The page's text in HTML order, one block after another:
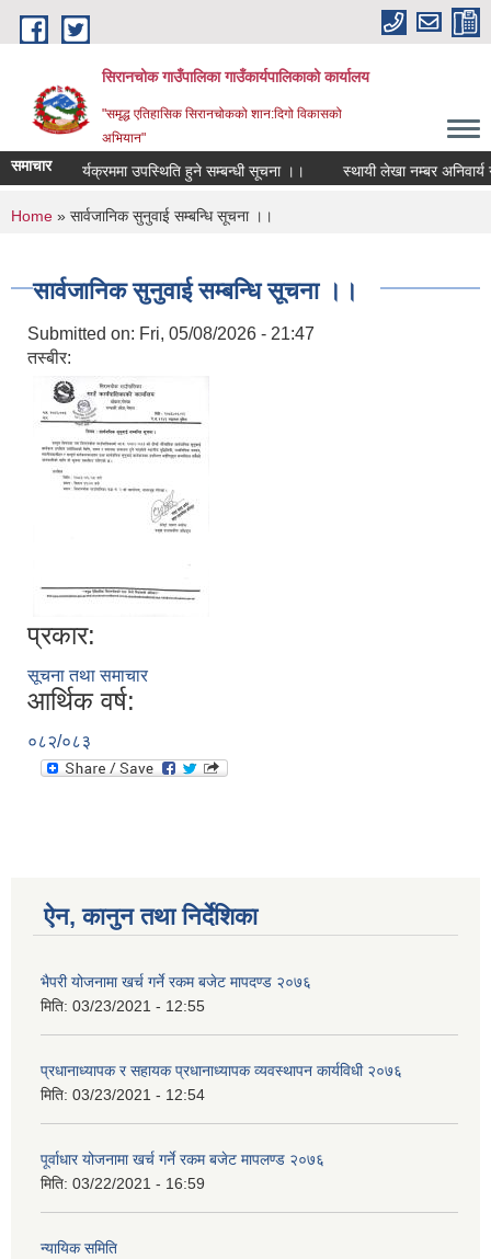
Skip to main content
सिरानचोक गाउँपालिका गाउँकार्यपालिकाको कार्यालय
"समृद्ध एतिहासिक सिरानचोकको शान:दिगो विकासको
अभियान"
समाचारकार्यक्रममा उपस्थिति हुने सम्बन्धी सूचना ।। स्थायी लेखा नम्बर अनिवार्य
You are here
Home » सार्वजानिक सुनुवाई सम्बन्धि सूचना ।।
सार्वजानिक सुनुवाई सम्बन्धि सूचना ।।
Submitted on: Fri, 05/08/2026 - 21:47
तस्बीर:
प्रकार:
सूचना तथा समाचार
आर्थिक वर्ष:
०८२/०८३
ऐन, कानुन तथा निर्देशिका
भैपरी योजनामा खर्च गर्ने रकम बजेट मापदण्ड २०७६
मिति: 03/23/2021 - 12:55
प्रधानाध्यापक र सहायक प्रधानाध्यापक व्यवस्थापन कार्यविधी २०७६
मिति: 03/23/2021 - 12:54
पूर्वाधार योजनामा खर्च गर्ने रकम बजेट मापलण्ड २०७६
मिति: 03/22/2021 - 16:59
न्यायिक समिति